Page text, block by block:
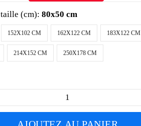
taille (cm):80x50 cm
152X102 CM 162X122 CM 183X122 CM
214X152 CM 250X178 CM